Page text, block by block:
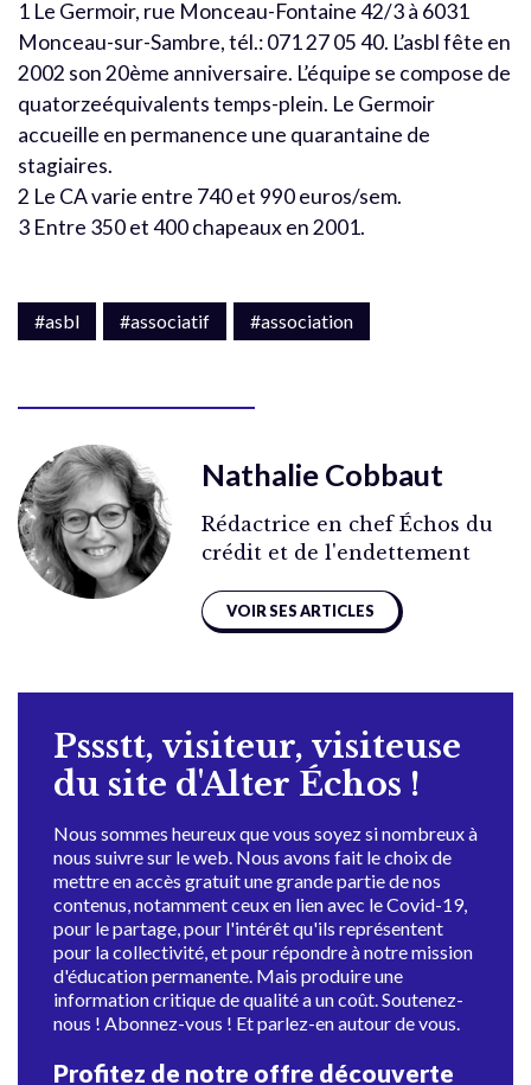
1 Le Germoir, rue Monceau-Fontaine 42/3 à 6031
Monceau-sur-Sambre, tél.: 071 27 05 40. L’asbl fête en
2002 son 20ème anniversaire. L’équipe se compose de
quatorzeéquivalents temps-plein. Le Germoir
accueille en permanence une quarantaine de
stagiaires.
2 Le CA varie entre 740 et 990 euros/sem.
3 Entre 350 et 400 chapeaux en 2001.
#asbl #associatif #association
Nathalie Cobbaut
Rédactrice en chef Échos du
crédit et de l'endettement
VOIR SES ARTICLES
Pssstt, visiteur, visiteuse
du site d'Alter Échos !
Nous sommes heureux que vous soyez si nombreux à
nous suivre sur le web. Nous avons fait le choix de
mettre en accès gratuit une grande partie de nos
contenus, notamment ceux en lien avec le Covid-19,
pour le partage, pour l'intérêt qu'ils représentent
pour la collectivité, et pour répondre à notre mission
d'éducation permanente. Mais produire une
information critique de qualité a un coût. Soutenez-
nous ! Abonnez-vous ! Et parlez-en autour de vous.
Profitez de notre offre découverte